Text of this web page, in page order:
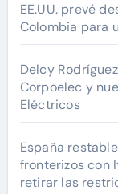
EE.UU. prevé
Colombia para
Delcy
Corpoelec y
Eléctricos
España
fronterizos con
retirar las